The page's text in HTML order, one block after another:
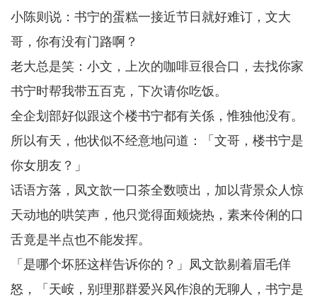
小陈则说：书宁的蛋糕一接近节日就好难订，文大
哥，你有没有门路啊？
老大总是笑：小文，上次的咖啡豆很合口，去找你家
书宁时帮我带五百克，下次请你吃饭。
全企划部好似跟这个楼书宁都有关係，惟独他没有。
所以有天，他状似不经意地问道：「文哥，楼书宁是
你女朋友？」
话语方落，凤文歆一口茶全数喷出，加以背景众人惊
天动地的哄笑声，他只觉得面颊烧热，素来伶俐的口
舌竟是半点也不能发挥。
「是哪个坏胚这样告诉你的？」凤文歆剔着眉毛佯
怒，「天峖，别理那群爱兴风作浪的无聊人，书宁是